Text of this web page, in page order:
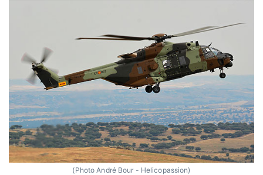
(Photo André Bour - Helicopassion)